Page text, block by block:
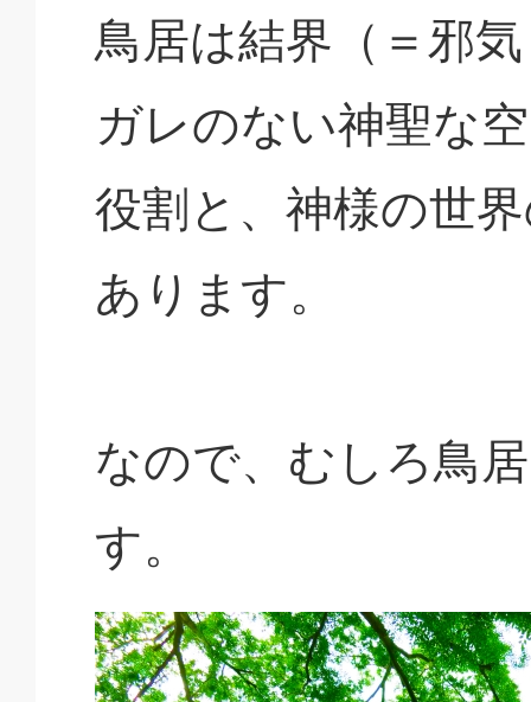
鳥居は結界（＝邪
ガレのない神聖な
役割と、神様の世
あります。
なので、むしろ鳥
す。